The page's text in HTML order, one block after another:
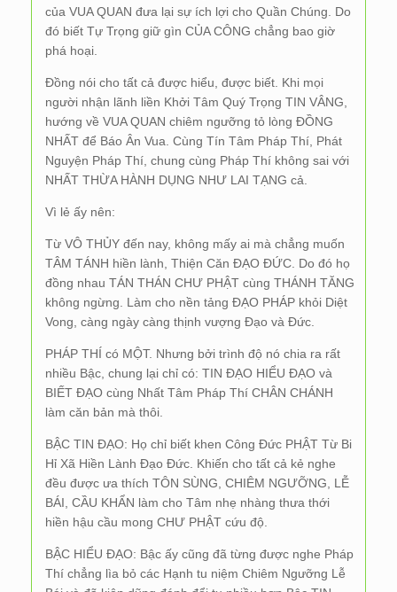
của VUA QUAN đưa lại sự ích lợi cho Quần Chúng. Do
đó biết Tự Trọng giữ gìn CỦA CÔNG chẳng bao giờ
phá hoại.
Đồng nói cho tất cả được hiểu, được biết. Khi mọi
người nhận lãnh liền Khởi Tâm Quý Trọng TIN VÂNG,
hướng về VUA QUAN chiêm ngưỡng tỏ lòng ĐỒNG
NHẤT để Báo Ân Vua. Cùng Tín Tâm Pháp Thí, Phát
Nguyện Pháp Thí, chung cùng Pháp Thí không sai với
NHẤT THỪA HÀNH DỤNG NHƯ LAI TẠNG cả.
Vì lẻ ấy nên:
Từ VÔ THỦY đến nay, không mấy ai mà chẳng muốn
TÂM TÁNH hiền lành, Thiện Căn ĐẠO ĐỨC. Do đó họ
đồng nhau TÁN THÁN CHƯ PHẬT cùng THÁNH TĂNG
không ngừng. Làm cho nền tảng ĐẠO PHÁP khỏi Diệt
Vong, càng ngày càng thịnh vượng Đạo và Đức.
PHÁP THÍ có MỘT. Nhưng bởi trình độ nó chia ra rất
nhiều Bậc, chung lại chỉ có: TIN ĐẠO HIỂU ĐẠO và
BIẾT ĐẠO cùng Nhất Tâm Pháp Thí CHÂN CHÁNH
làm căn bản mà thôi.
BẬC TIN ĐẠO: Họ chỉ biết khen Công Đức PHẬT Từ Bi
Hỉ Xã Hiền Lành Đạo Đức. Khiến cho tất cả kẻ nghe
đều được ưa thích TÔN SÙNG, CHIÊM NGƯỠNG, LỄ
BÁI, CẦU KHẨN làm cho Tâm nhẹ nhàng thưa thới
hiền hậu cầu mong CHƯ PHẬT cứu độ.
BẬC HIỂU ĐẠO: Bậc ấy cũng đã từng được nghe Pháp
Thí chẳng lìa bỏ các Hạnh tu niệm Chiêm Ngưỡng Lễ